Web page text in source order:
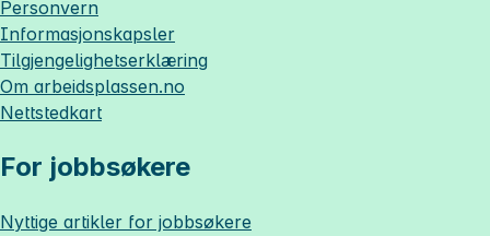
Personvern
Informasjonskapsler
Tilgjengelighetserklæring
Om arbeidsplassen.no
Nettstedkart
For jobbsøkere
Nyttige artikler for jobbsøkere